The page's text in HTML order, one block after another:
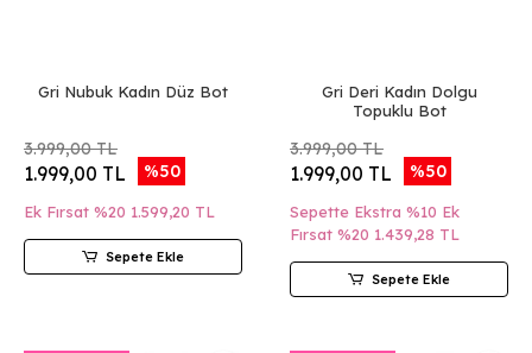
Gri Nubuk Kadın Düz Bot
3.999,00 TL
1.999,00 TL %50
Ek Fırsat %20 1.599,20 TL
Sepete Ekle
Gri Deri Kadın Dolgu
Topuklu Bot
3.999,00 TL
1.999,00 TL %50
Sepette Ekstra %10 Ek
Fırsat %20 1.439,28 TL
Sepete Ekle